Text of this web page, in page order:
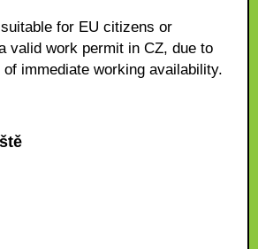
for EU citizens or
valid work permit in CZ, due to
immediate working availability.